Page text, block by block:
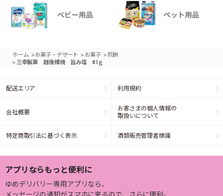
ホーム >お菓子・デザート > お菓子 >煎餅
> 三幸製菓 越後樽焼 旨み塩 81ｇ
配送エリア 利用規約
会社概要
お客さまの個人情報の
取扱いについて
特定商取引法に基づく表示 酒類販売管理者標識
アプリならもっと便利に
ゆめデリバリー専用アプリなら、